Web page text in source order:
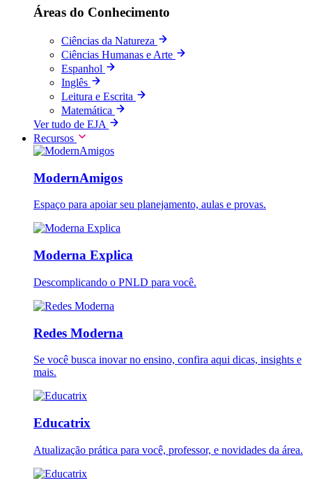
Áreas do Conhecimento
Ciências da Natureza
Ciências Humanas e Arte
Espanhol
Inglês
Leitura e Escrita
Matemática
Ver tudo de EJA
Recursos
ModernAmigos
Espaço para apoiar seu planejamento, aulas e provas.
Moderna Explica
Descomplicando o PNLD para você.
Redes Moderna
Se você busca inovar no ensino, confira aqui dicas, insights e
mais.
Educatrix
Atualização prática para você, professor, e novidades da área.